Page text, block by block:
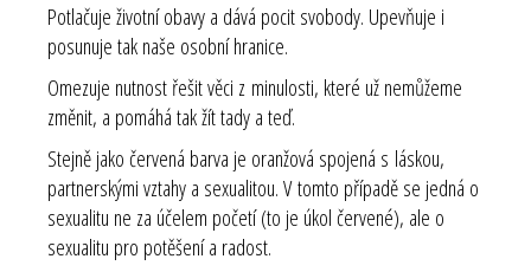
Potlačuje životní obavy a dává pocit svobody. Upevňuje i
posunuje tak naše osobní hranice.
Omezuje nutnost řešit věci z minulosti, které už nemůžeme
změnit, a pomáhá tak žít tady a teď.
Stejně jako červená barva je oranžová spojená s láskou,
partnerskými vztahy a sexualitou. V tomto případě se jedná o
sexualitu ne za účelem početí (to je úkol červené), ale o
sexualitu pro potěšení a radost.